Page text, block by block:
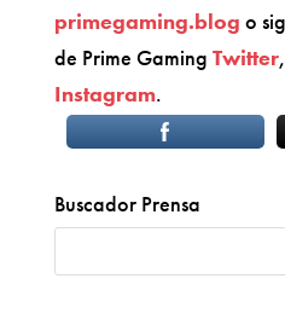
primegaming.blog o
de Prime Gaming Twitter,
Instagram.
Buscador Prensa